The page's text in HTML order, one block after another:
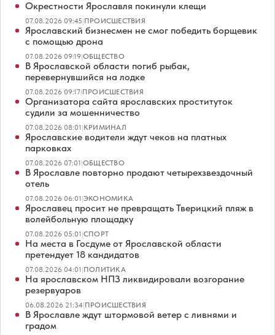
Окрестности Ярославля покинули клещи
07.08.2026 09:45|ПРОИСШЕСТВИЯ
Ярославский бизнесмен не смог победить борщевик
с помощью дрона
07.08.2026 09:19|ОБЩЕСТВО
В Ярославской области погиб рыбак,
перевернувшийся на лодке
07.08.2026 09:17|ПРОИСШЕСТВИЯ
Организатора сайта ярославских проституток
судили за мошенничество
07.08.2026 08:01|КРИМИНАЛ
Ярославские водители ждут чеков на платных
парковках
07.08.2026 07:01|ОБЩЕСТВО
В Ярославле повторно продают четырехзвездочный
отель
07.08.2026 06:01|ЭКОНОМИКА
Ярославец просит не превращать Тверицкий пляж в
волейбольную площадку
07.08.2026 05:01|СПОРТ
На места в Госдуме от Ярославской области
претендует 18 кандидатов
07.08.2026 04:01|ПОЛИТИКА
На ярославском НПЗ ликвидировали возгорание
резервуаров
06.08.2026 21:34|ПРОИСШЕСТВИЯ
В Ярославле ждут штормовой ветер с ливнями и
градом